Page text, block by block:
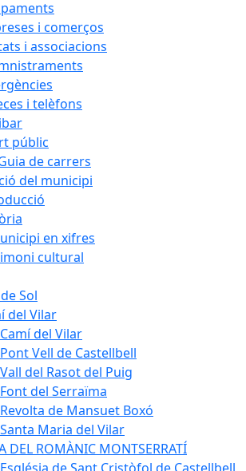
i comerços
i associacions
i telèfons
públic
de carrers
del municipi
en xifres
cultural
Sol
del Vilar
Camí del Vilar
Pont Vell de Castellbell
Vall del Rasot del Puig
Font del Serraïma
Revolta de Mansuet Boxó
Santa Maria del Vilar
DEL ROMÀNIC MONTSERRATÍ